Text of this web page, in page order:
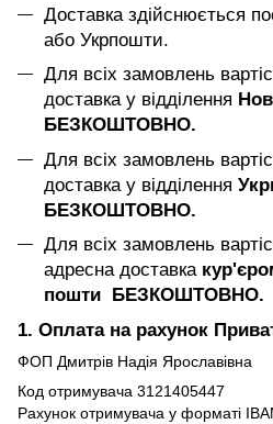
Доставка здійснюється
або Укрпошти.
Для всіх замовлень
доставка у відділення
БЕЗКОШТОВНО.
Для всіх замовлень
доставка у відділення
БЕЗКОШТОВНО.
Для всіх замовлень
адресна доставка
пошти БЕЗКОШТОВНО.
1. Оплата на рахунок
ФОП Дмитрів Надія Ярославівна
Код отримувача 3121405447
Рахунок отримувача у форматі